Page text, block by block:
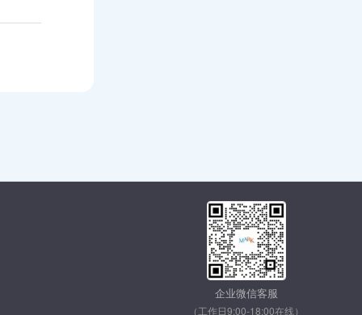
企业微信客服
（工作日9:00-18:00在线）